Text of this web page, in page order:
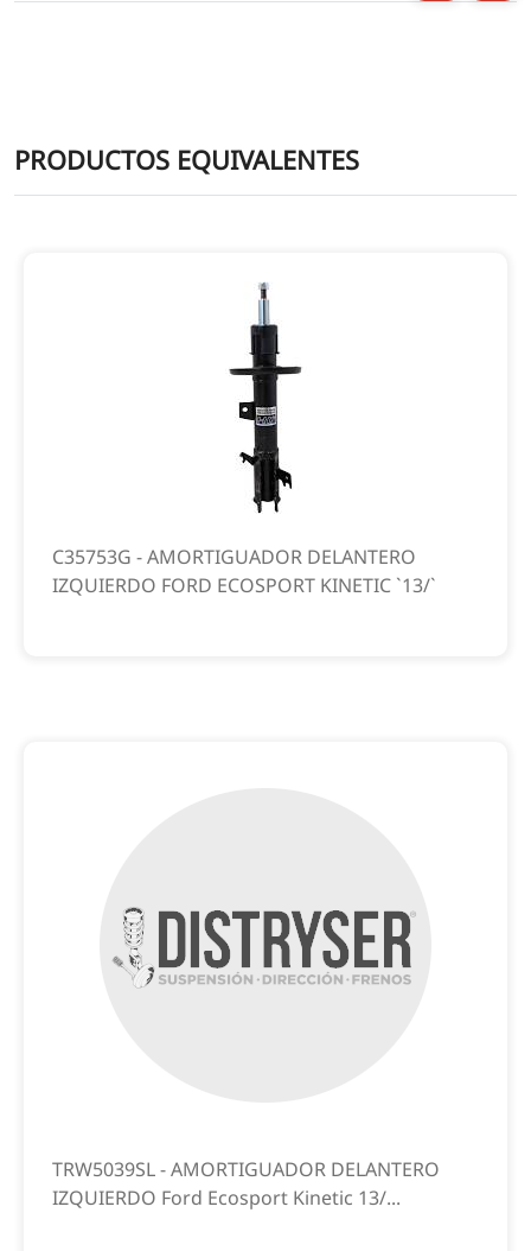
PRODUCTOS EQUIVALENTES
C35753G - AMORTIGUADOR DELANTERO
IZQUIERDO FORD ECOSPORT KINETIC `13/`
TRW5039SL - AMORTIGUADOR DELANTERO
IZQUIERDO Ford Ecosport Kinetic 13/...